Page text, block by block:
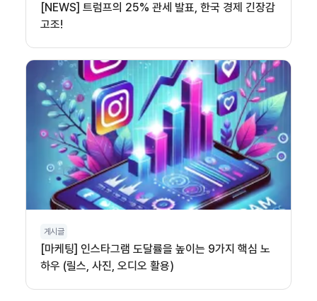
[NEWS] 트럼프의 25% 관세 발표, 한국 경제 긴장감
고조!
게시글
[마케팅] 인스타그램 도달률을 높이는 9가지 핵심 노
하우 (릴스, 사진, 오디오 활용)